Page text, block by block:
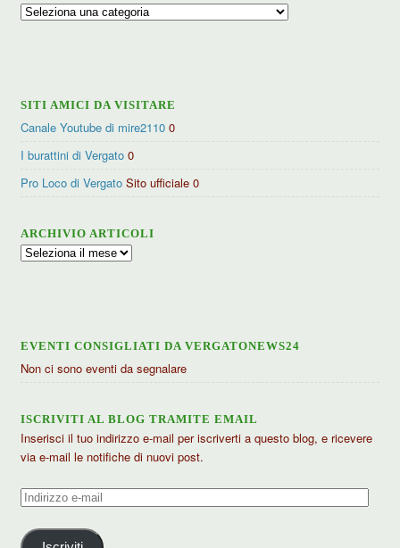
Ricerca
SITI AMICI DA VISITARE
Canale Youtube di mire2110 0
I burattini di Vergato 0
Pro Loco di Vergato Sito ufficiale 0
ARCHIVIO ARTICOLI
Archivio
EVENTI CONSIGLIATI DA VERGATONEWS24
Non ci sono eventi da segnalare
ISCRIVITI AL BLOG TRAMITE EMAIL
Inserisci il tuo indirizzo e-mail per iscriverti a questo blog, e ricevere
via e-mail le notifiche di nuovi post.
Indirizzo
mail